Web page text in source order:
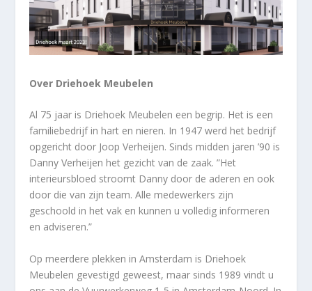
Over Driehoek Meubelen
Al 75 jaar is Driehoek Meubelen een begrip. Het is een
familiebedrijf in hart en nieren. In 1947 werd het bedrijf
opgericht door Joop Verheijen. Sinds midden jaren ’90 is
Danny Verheijen het gezicht van de zaak. ”Het
interieursbloed stroomt Danny door de aderen en ook
door die van zijn team. Alle medewerkers zijn
geschoold in het vak en kunnen u volledig informeren
en adviseren.”
Op meerdere plekken in Amsterdam is Driehoek
Meubelen gevestigd geweest, maar sinds 1989 vindt u